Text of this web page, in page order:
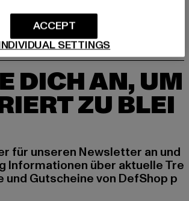
DICH AN, UM
ZU BLEI
für unseren Newsletter an und
Informationen über aktuelle Tre
und Gutscheine von DefShop p
SETTINGS
ACCEPT